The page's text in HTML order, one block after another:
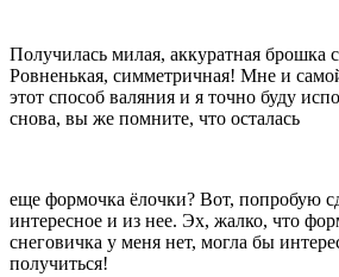
Получилась милая, аккуратная
Ровненькая, симметричная! Мне и
этот способ валяния и я точно буду
снова, вы же помните, что осталась
еще формочка ёлочки? Вот, попробую
интересное и из нее. Эх, жалко, что
снеговичка у меня нет, могла бы
получиться!